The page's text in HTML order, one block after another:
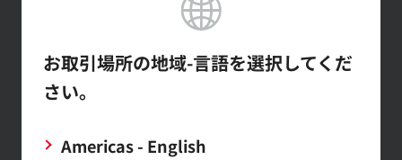
お取引場所の地域-言語を選択してくだ
さい。
Americas - English
マガジンの登録
最新の製品情報やイベントの紹介